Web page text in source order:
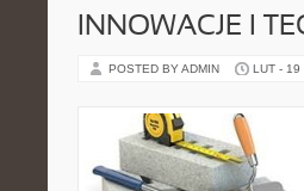
INNOWACJE I
POSTED BY ADMIN LUT - 19